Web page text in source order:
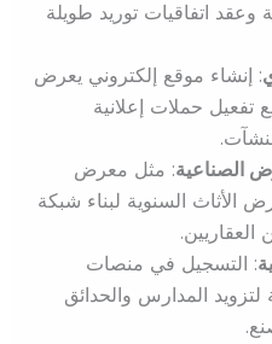
وعقد اتفاقيات توريد طويلة
: إنشاء موقع إلكتروني يعرض
تفعيل حملات إعلانية
الصناعية: مثل معرض
الأثاث السنوية لبناء شبكة
: التسجيل في منصات
المدارس والحدائق